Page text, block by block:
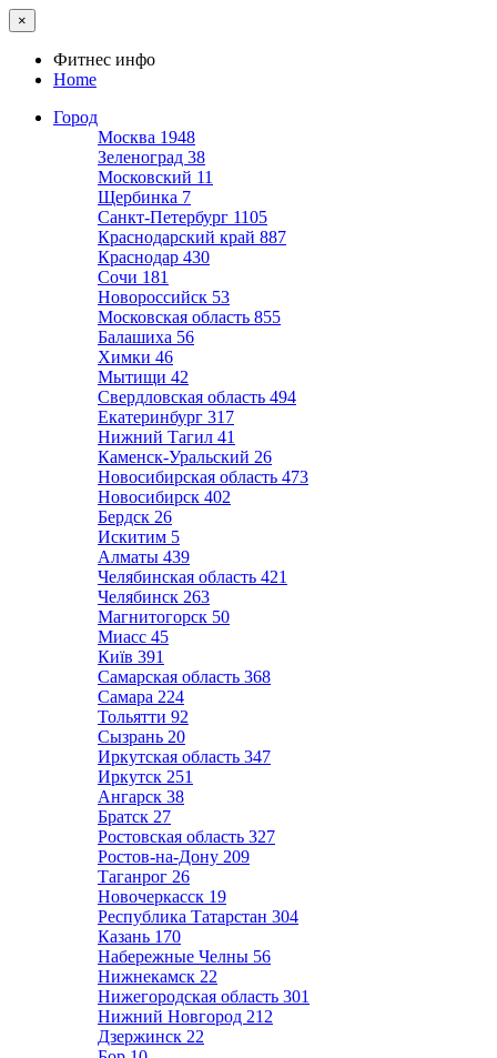
×
Фитнес инфо
Home
Город
Москва 1948
Зеленоград 38
Московский 11
Щербинка 7
Санкт-Петербург 1105
Краснодарский край 887
Краснодар 430
Сочи 181
Новороссийск 53
Московская область 855
Балашиха 56
Химки 46
Мытищи 42
Свердловская область 494
Екатеринбург 317
Нижний Тагил 41
Каменск-Уральский 26
Новосибирская область 473
Новосибирск 402
Бердск 26
Искитим 5
Алматы 439
Челябинская область 421
Челябинск 263
Магнитогорск 50
Миасс 45
Київ 391
Самарская область 368
Самара 224
Тольятти 92
Сызрань 20
Иркутская область 347
Иркутск 251
Ангарск 38
Братск 27
Ростовская область 327
Ростов-на-Дону 209
Таганрог 26
Новочеркасск 19
Республика Татарстан 304
Казань 170
Набережные Челны 56
Нижнекамск 22
Нижегородская область 301
Нижний Новгород 212
Дзержинск 22